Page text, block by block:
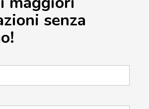
senza